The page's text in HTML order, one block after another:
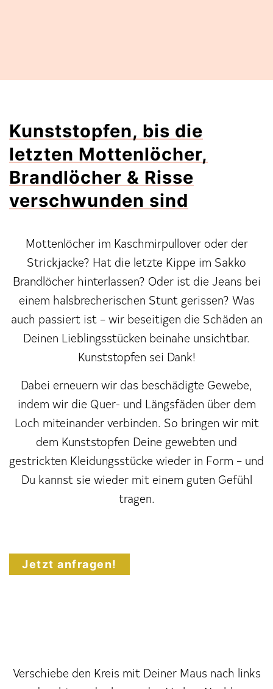
Kunststopfen, bis die
letzten Mottenlöcher,
Brandlöcher & Risse
verschwunden sind
Mottenlöcher im Kaschmirpullover oder der
Strickjacke? Hat die letzte Kippe im Sakko
Brandlöcher hinterlassen? Oder ist die Jeans bei
einem halsbrecherischen Stunt gerissen? Was
auch passiert ist – wir beseitigen die Schäden an
Deinen Lieblingsstücken beinahe unsichtbar.
Kunststopfen sei Dank!
Dabei erneuern wir das beschädigte Gewebe,
indem wir die Quer- und Längsfäden über dem
Loch miteinander verbinden. So bringen wir mit
dem Kunststopfen Deine gewebten und
gestrickten Kleidungsstücke wieder in Form – und
Du kannst sie wieder mit einem guten Gefühl
tragen.
Jetzt anfragen!
Verschiebe den Kreis mit Deiner Maus nach links